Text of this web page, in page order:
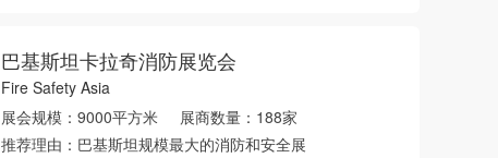
巴基斯坦卡拉奇消防展览会
Fire Safety Asia
展会规模： 9000平方米 展商数量： 188家
推荐理由： 巴基斯坦规模最大的消防和安全展